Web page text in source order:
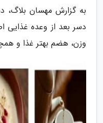
به گزارش مهسان بلاگ،
دسر بعد از وعده
وزن، هضم بهتر غذا و